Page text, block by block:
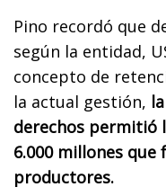
Pino recordó que
según la entidad,
concepto de
la actual gestión,
derechos permitió
6.000 millones
productores.